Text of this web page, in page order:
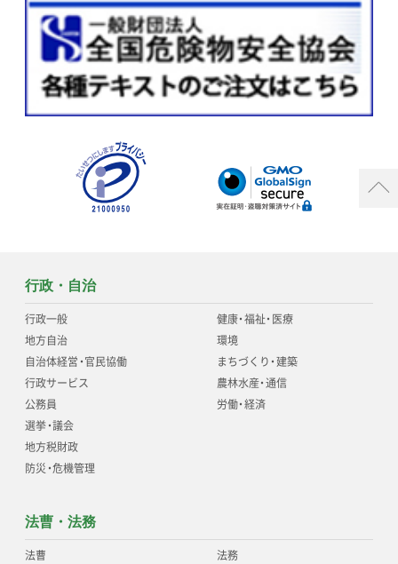
行政・自治
行政一般
地方自治
自治体経営・官民協働
行政サービス
公務員
選挙・議会
地方税財政
防災・危機管理
健康・福祉・医療
環境
まちづくり・建築
農林水産・通信
労働・経済
法曹・法務
法曹 法務